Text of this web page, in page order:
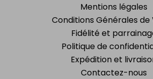
Mentions légales
Conditions Générales de
Fidélité et
Politique de
Expédition et
Contactez-nous